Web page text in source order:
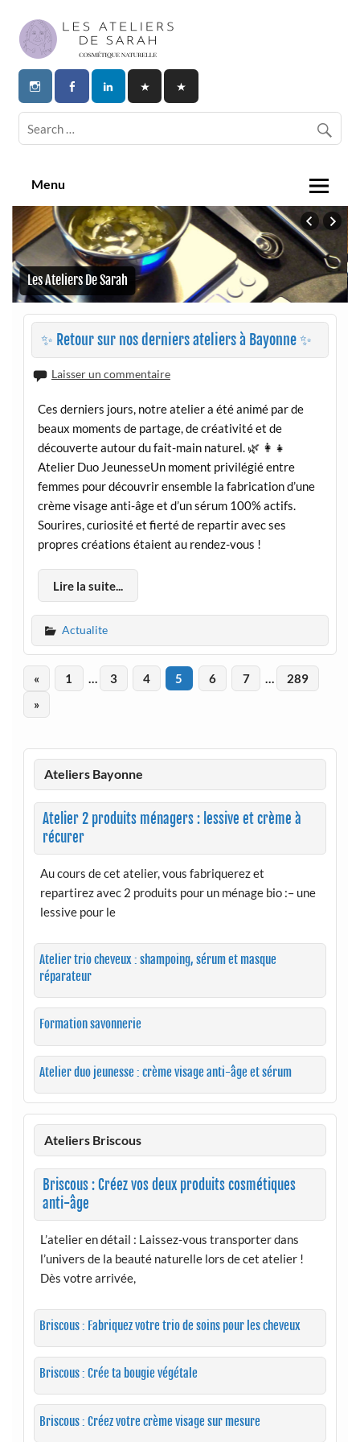
content
Les Ateliers de Sarah | Cosmetique
Naturelle
Menu
Les Ateliers De Sarah
✨ Retour sur nos derniers ateliers à Bayonne ✨
Laisser un commentaire
Ces derniers jours, notre atelier a été animé par de
beaux moments de partage, de créativité et de
découverte autour du fait-main naturel. 🌿 👩‍👧
Atelier Duo JeunesseUn moment privilégié entre
femmes pour découvrir ensemble la fabrication d’une
crème visage anti-âge et d’un sérum 100% actifs.
Sourires, curiosité et fierté de repartir avec ses
propres créations étaient au rendez-vous !
Lire la suite...
Actualite
« 1 … 3 4 5 6 7 …
289
»
Ateliers Bayonne
Atelier 2 produits ménagers : lessive et crème à
récurer
Au cours de cet atelier, vous fabriquerez et
repartirez avec 2 produits pour un ménage bio :– une
lessive pour le
Atelier trio cheveux : shampoing, sérum et masque
réparateur
Formation savonnerie
Atelier duo jeunesse : crème visage anti-âge et sérum
Ateliers Briscous
Briscous : Créez vos deux produits cosmétiques
anti-âge
L’atelier en détail : Laissez-vous transporter dans
l’univers de la beauté naturelle lors de cet atelier !
Dès votre arrivée,
Briscous : Fabriquez votre trio de soins pour les cheveux
Briscous : Crée ta bougie végétale
Briscous : Créez votre crème visage sur mesure